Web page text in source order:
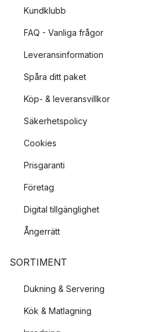
Kundklubb
FAQ - Vanliga frågor
Leveransinformation
Spåra ditt paket
Köp- & leveransvillkor
Säkerhetspolicy
Cookies
Prisgaranti
Företag
Digital tillgänglighet
Ångerrätt
SORTIMENT
Dukning & Servering
Kök & Matlagning